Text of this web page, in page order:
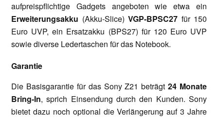
aufpreispflichtige Gadgets angeboten wie etwa ein
Erweiterungsakku (Akku-Slice) VGP-BPSC27 für 150
Euro UVP, ein Ersatzakku (BPS27) für 120 Euro UVP
sowie diverse Ledertaschen für das Notebook.
Garantie
Die Basisgarantie für das Sony Z21 beträgt24 Monate
Bring-In, sprich Einsendung durch den Kunden. Sony
bietet dazu noch optional die Verlängerung auf 3 Jahre